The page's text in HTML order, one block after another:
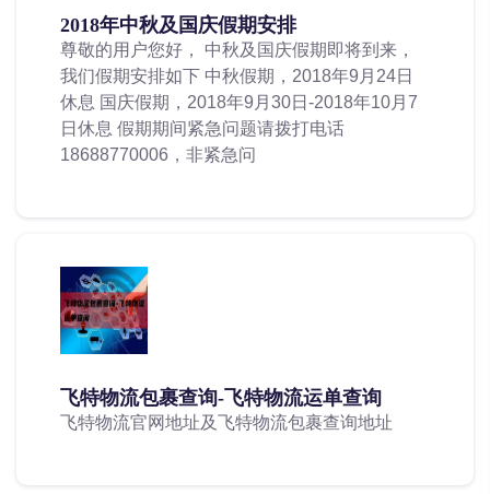
2018年中秋及国庆假期安排
尊敬的用户您好， 中秋及国庆假期即将到来，
我们假期安排如下 中秋假期，2018年9月24日
休息 国庆假期，2018年9月30日-2018年10月7
日休息 假期期间紧急问题请拨打电话
18688770006，非紧急问
飞特物流包裹查询-飞特物流运单查询
飞特物流官网地址及飞特物流包裹查询地址